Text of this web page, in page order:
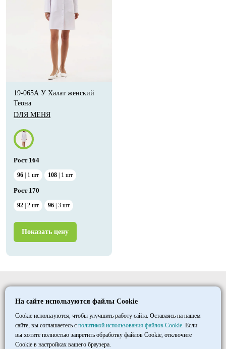
19-065А У Халат женский
Теона
DЛЯ МЕНЯ
Рост164
96 1 шт 108 1 шт
Рост170
92 2 шт 96 3 шт
Показать цену
©1997- 2026
ООО «ТД «МАКСИМУМ»
+7 8452 33 86 03
На сайте используются файлы Cookie
Cookie используются, чтобы улучшить работу сайта. Оставаясь на нашем
сайте, вы соглашаетесь с политикой использования файлов Cookie. Если
вы хотите полностью запретить обработку файлов Cookie, отключите
Cookie в настройках вашего браузера.